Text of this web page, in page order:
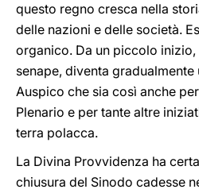
questo regno cresca nella
delle nazioni e delle società.
organico. Da un piccolo
senape, diventa
Auspico che sia così anche
Plenario e per tante altre
terra polacca.
La Divina Provvidenza ha
chiusura del Sinodo cadesse